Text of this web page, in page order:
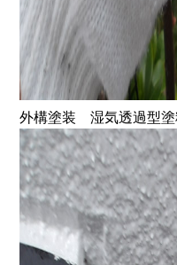
外構塗装 湿気透過型塗